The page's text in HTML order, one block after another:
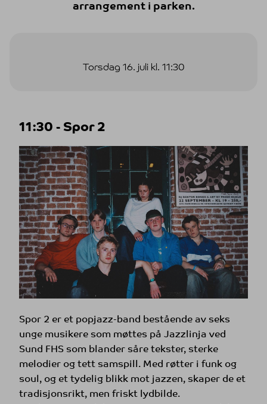
arrangement i parken.
Torsdag 16. juli kl. 11:30
11:30 - Spor 2
Spor 2 er et popjazz-band bestående av seks
unge musikere som møttes på Jazzlinja ved
Sund FHS som blander såre tekster, sterke
melodier og tett samspill. Med røtter i funk og
soul, og et tydelig blikk mot jazzen, skaper de et
tradisjonsrikt, men friskt lydbilde.